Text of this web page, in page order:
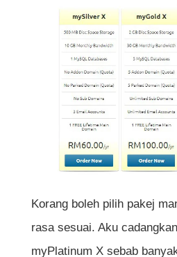
Korang boleh pilih pakej
rasa sesuai. Aku
myPlatinum X sebab